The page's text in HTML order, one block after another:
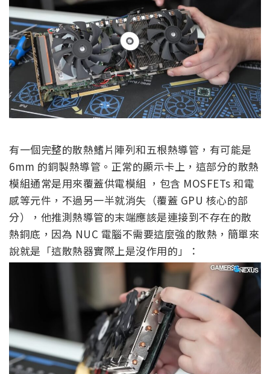
有一個完整的散熱鰭片陣列和五根熱導管，有可能是
6mm 的銅製熱導管。正常的顯示卡上，這部分的散熱
模組通常是用來覆蓋供電模組 ，包含 MOSFETs 和電
感等元件，不過另一半就消失（覆蓋 GPU 核心的部
分），他推測熱導管的末端應該是連接到不存在的散
熱銅底，因為 NUC 電腦不需要這麼強的散熱，簡單來
說就是「這散熱器實際上是沒作用的」：